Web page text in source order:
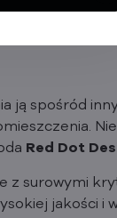
spośród
Red Dot
z surowymi
jakości i